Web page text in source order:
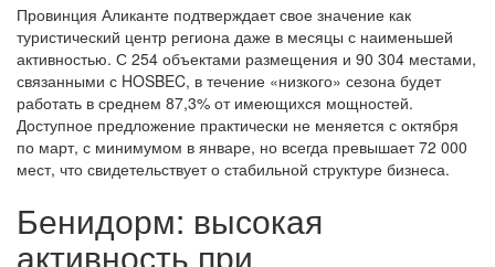
Провинция Аликанте подтверждает свое значение как
туристический центр региона даже в месяцы с наименьшей
активностью. С 254 объектами размещения и 90 304 местами,
связанными с HOSBEC, в течение «низкого» сезона будет
работать в среднем 87,3% от имеющихся мощностей.
Доступное предложение практически не меняется с октября
по март, с минимумом в январе, но всегда превышает 72 000
мест, что свидетельствует о стабильной структуре бизнеса.
Бенидорм: высокая
активность при